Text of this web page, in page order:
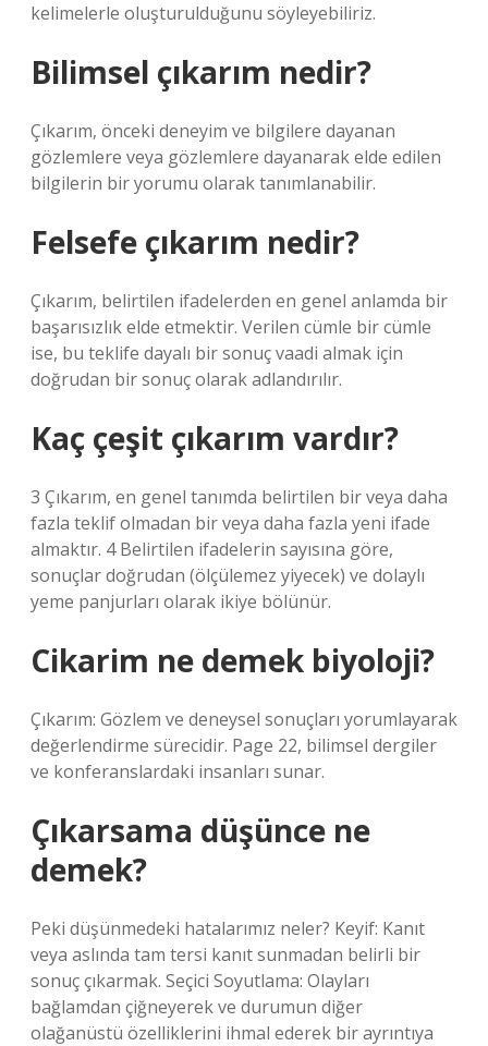
kelimelerle oluşturulduğunu söyleyebiliriz.
Bilimsel çıkarım nedir?
Çıkarım, önceki deneyim ve bilgilere dayanan
gözlemlere veya gözlemlere dayanarak elde edilen
bilgilerin bir yorumu olarak tanımlanabilir.
Felsefe çıkarım nedir?
Çıkarım, belirtilen ifadelerden en genel anlamda bir
başarısızlık elde etmektir. Verilen cümle bir cümle
ise, bu teklife dayalı bir sonuç vaadi almak için
doğrudan bir sonuç olarak adlandırılır.
Kaç çeşit çıkarım vardır?
3 Çıkarım, en genel tanımda belirtilen bir veya daha
fazla teklif olmadan bir veya daha fazla yeni ifade
almaktır. 4 Belirtilen ifadelerin sayısına göre,
sonuçlar doğrudan (ölçülemez yiyecek) ve dolaylı
yeme panjurları olarak ikiye bölünür.
Cikarim ne demek biyoloji?
Çıkarım: Gözlem ve deneysel sonuçları yorumlayarak
değerlendirme sürecidir. Page 22, bilimsel dergiler
ve konferanslardaki insanları sunar.
Çıkarsama düşünce ne
demek?
Peki düşünmedeki hatalarımız neler? Keyif: Kanıt
veya aslında tam tersi kanıt sunmadan belirli bir
sonuç çıkarmak. Seçici Soyutlama: Olayları
bağlamdan çiğneyerek ve durumun diğer
olağanüstü özelliklerini ihmal ederek bir ayrıntıya